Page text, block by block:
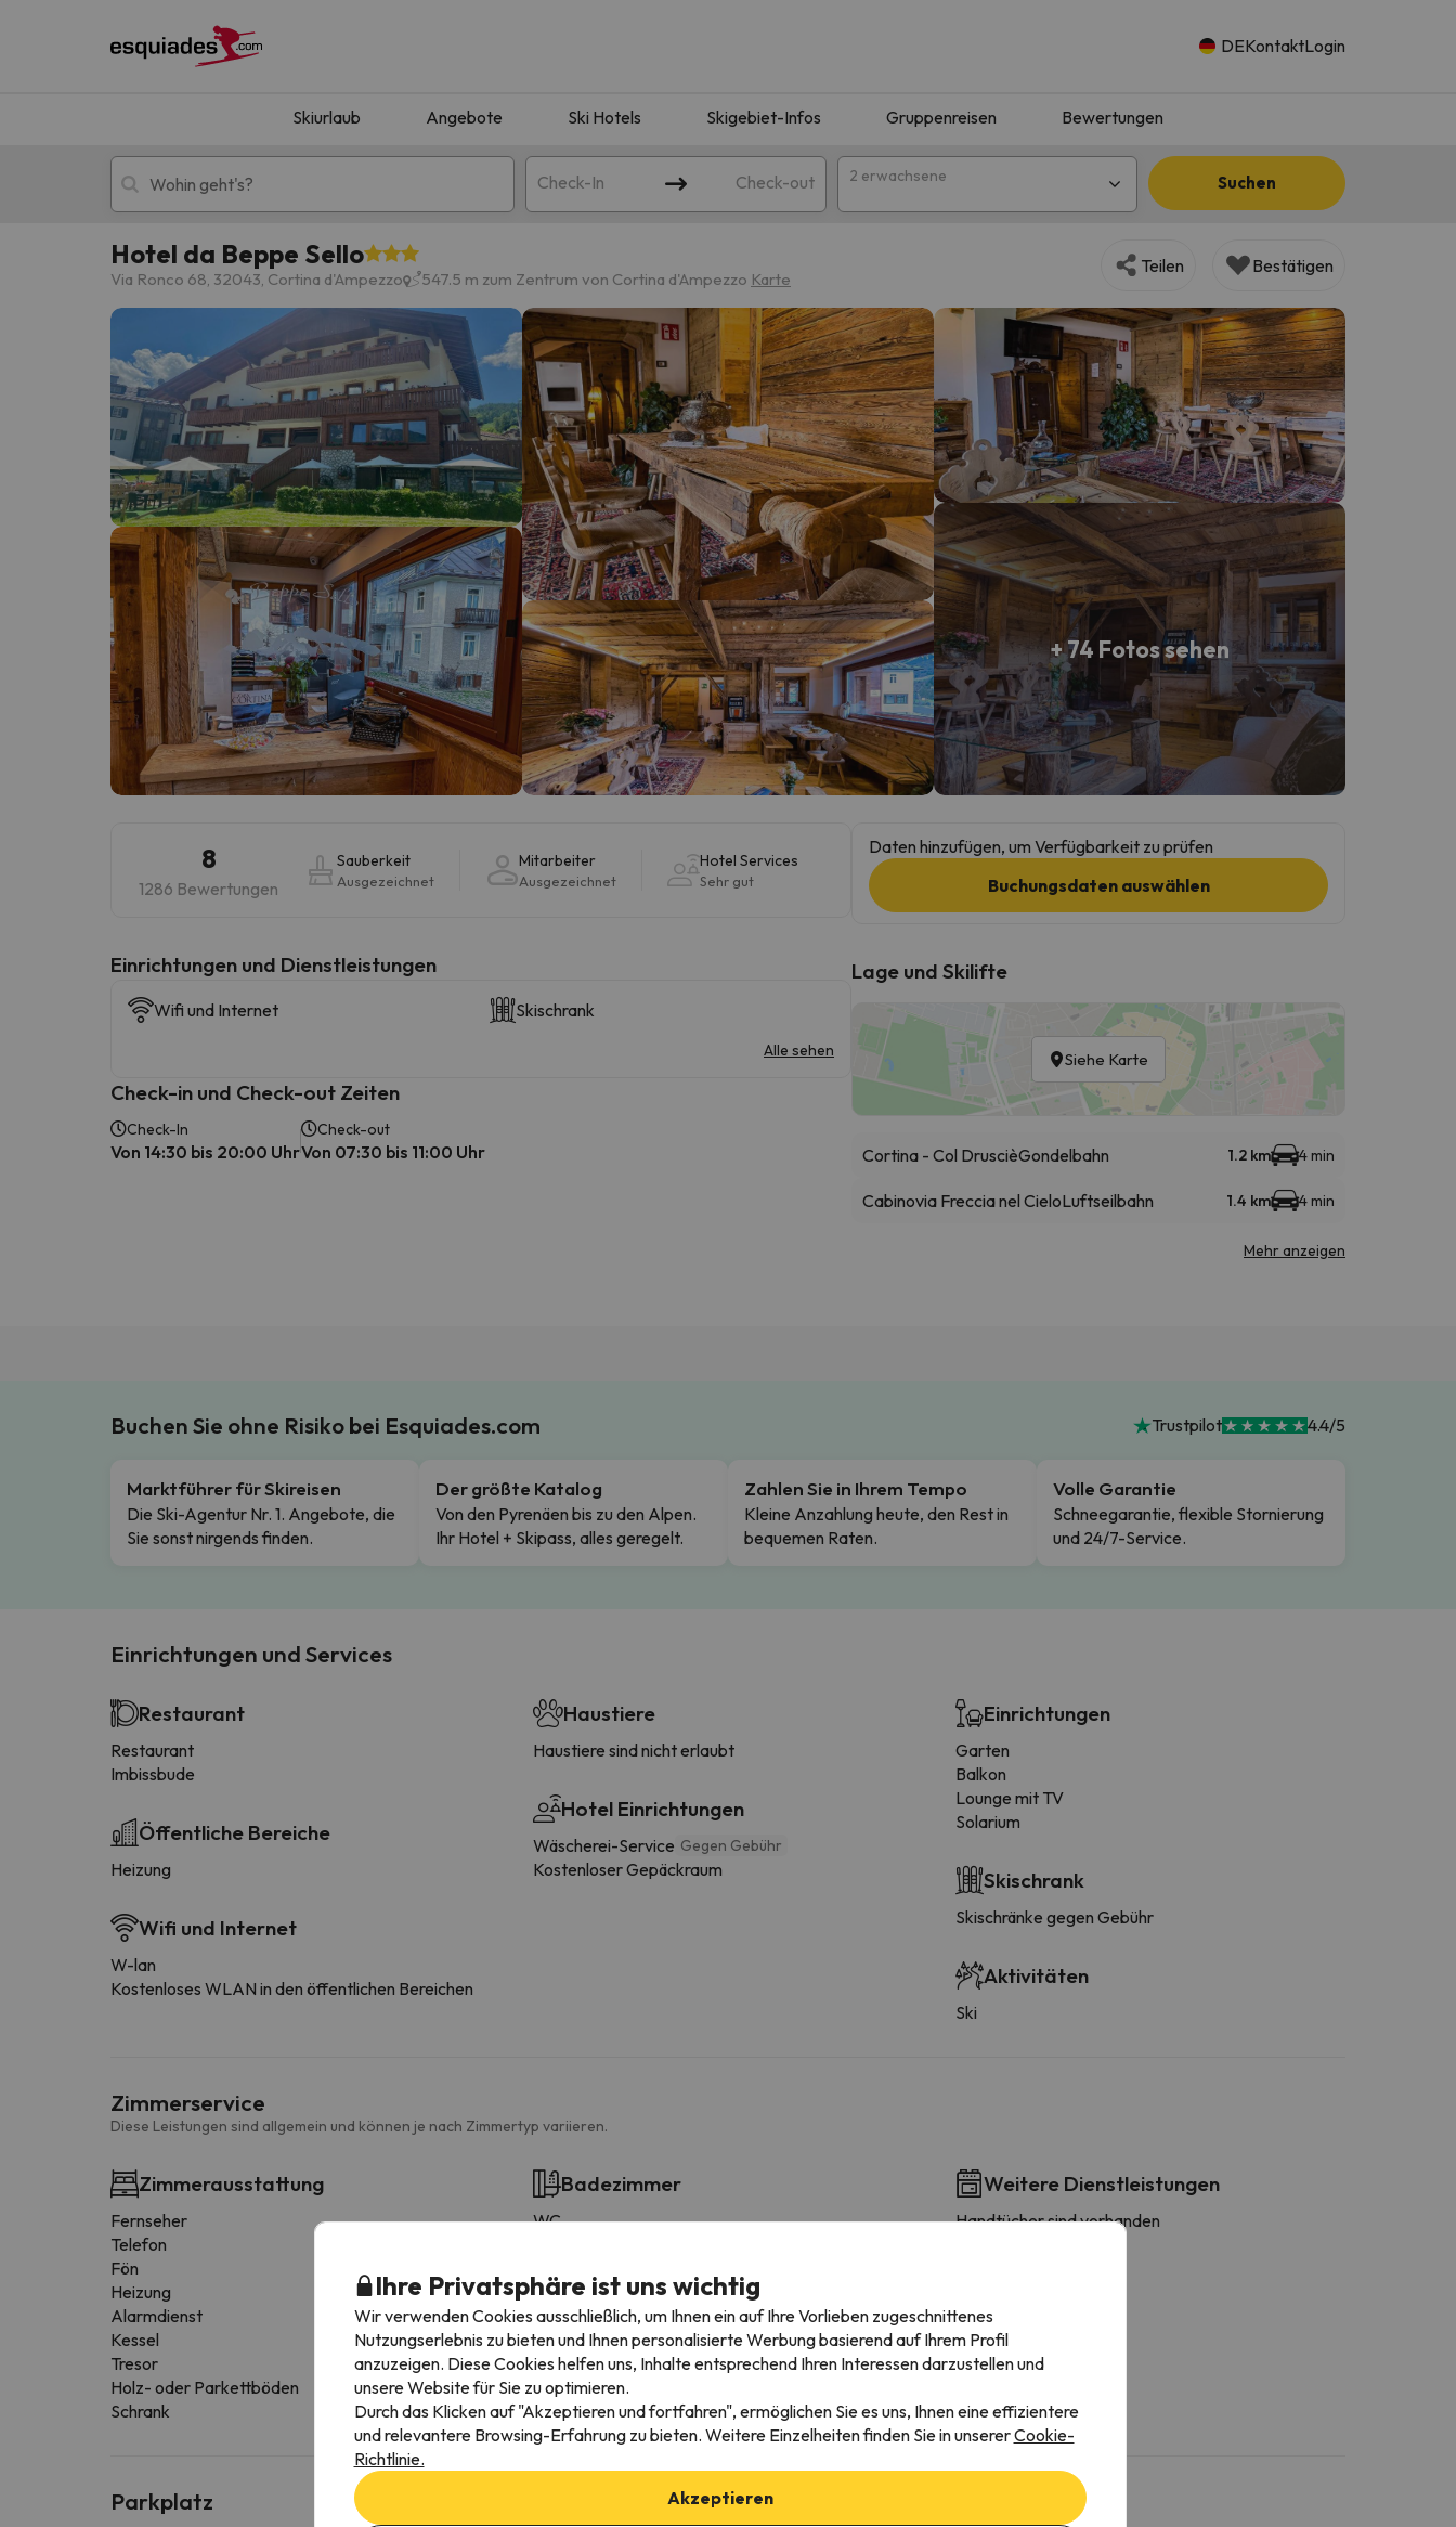
DEKontaktLogin
Skiurlaub Angebote Ski Hotels Skigebiet-Infos Gruppenreisen Bewertungen
Check-In Check-out 2 erwachsene Suchen
Skiurlaub Berghotels
Oops, wir haben keine Ergebnisse gefunden, die Ihrer Suche entsprechen. Versuchen Sie, das Ziel zu ändern.
Es sieht so aus, als hätte sich unser Sucher verirrt. Sobald er seinen Kompass gefunden hat, wird er zurück sein.
Hotel da Beppe Sello
Via Ronco 68, 32043, Cortina d'Ampezzo 547.5 m zum Zentrum von Cortina d'Ampezzo Karte
Teilen Bestätigen
+ 74 Fotos sehen
8
1286 Bewertungen
Sauberkeit
Ausgezeichnet
Mitarbeiter
Ausgezeichnet
Hotel Services
Sehr gut
​Einrichtungen und Dienstleistungen
Wifi und Internet Skischrank
Alle sehen
Check-in und Check-out Zeiten
Check-In
Von 14:30 bis 20:00 Uhr
Check-out
Von 07:30 bis 11:00 Uhr
Daten hinzufügen, um Verfügbarkeit zu prüfen
Buchungsdaten auswählen
Lage und Skilifte
Siehe Karte
Cortina - Col DruscièGondelbahn 1.2 km 4 min
Cabinovia Freccia nel CieloLuftseilbahn 1.4 km 4 min
Mehr anzeigen
Buchen Sie ohne Risiko bei Esquiades.com Trustpilot 4.4/5
Marktführer für Skireisen
Die Ski-Agentur Nr. 1. Angebote, die
Sie sonst nirgends finden.
Der größte Katalog
Von den Pyrenäen bis zu den Alpen.
Ihr Hotel + Skipass, alles geregelt.
Zahlen Sie in Ihrem Tempo
Kleine Anzahlung heute, den Rest in
bequemen Raten.
Volle Garantie
Schneegarantie, flexible Stornierung
und 24/7-Service.
Einrichtungen und Services
Restaurant
Restaurant
Imbissbude
Öffentliche Bereiche
Heizung
Wifi und Internet
W-lan
Kostenloses WLAN in den öffentlichen Bereichen
Haustiere
Haustiere sind nicht erlaubt
Hotel Einrichtungen
Wäscherei-Service Gegen Gebühr
Kostenloser Gepäckraum
Einrichtungen
Garten
Balkon
Lounge mit TV
Solarium
Skischrank
Skischränke gegen Gebühr
Aktivitäten
Ski
Zimmerservice
Diese Leistungen sind allgemein und können je nach Zimmertyp variieren.
Zimmerausstattung
Fernseher
Telefon
Fön
Heizung
Alarmdienst
Kessel
Tresor
Holz- oder Parkettböden
Schrank
Badezimmer
WC
Bademantel
Privates Badezimmer
Toilettenpapier
Notfallgriff im WC
Weitere Dienstleistungen
Handtücher sind vorhanden
Parkplatz
Ihre Privatsphäre ist uns wichtig
Wir verwenden Cookies ausschließlich, um Ihnen ein auf Ihre Vorlieben zugeschnittenes
Nutzungserlebnis zu bieten und Ihnen personalisierte Werbung basierend auf Ihrem Profil
anzuzeigen. Diese Cookies helfen uns, Inhalte entsprechend Ihren Interessen darzustellen und
unsere Website für Sie zu optimieren.
Durch das Klicken auf "Akzeptieren und fortfahren", ermöglichen Sie es uns, Ihnen eine effizientere
und relevantere Browsing-Erfahrung zu bieten. Weitere Einzelheiten finden Sie in unsererCookie-
Richtlinie.
Akzeptieren